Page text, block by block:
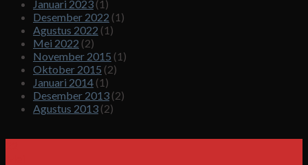
Januari 2023 (1)
Desember 2022 (1)
Agustus 2022 (1)
Mei 2022 (2)
November 2015 (1)
Oktober 2015 (2)
Januari 2014 (1)
Desember 2013 (2)
Agustus 2013 (2)